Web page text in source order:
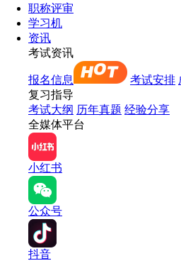
职称评审
学习机
资讯
考试资讯
报名信息 考试安排
复习指导
考试大纲 历年真题 经验分享
全媒体平台
小红书
公众号
抖音